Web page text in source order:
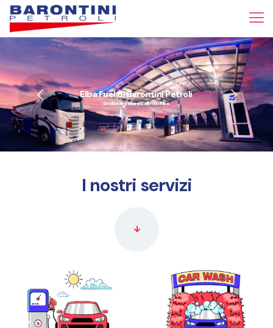
Elba Fuel di Barontini Petroli
Distributore carburanti all'Isola d'Elba
I nostri servizi